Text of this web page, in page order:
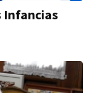
Infancias